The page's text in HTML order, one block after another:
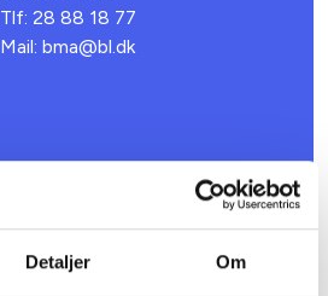
Detaljer Om
Tlf: 28 88 18 77
Mail: bma@bl.dk